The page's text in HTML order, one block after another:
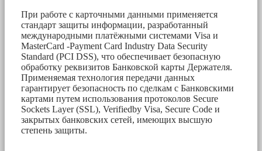
При работе с карточными данными применяется
стандарт защиты информации, разработанный
международными платёжными системами Visa и
MasterCard -Payment Card Industry Data Security
Standard (PCI DSS), что обеспечивает безопасную
обработку реквизитов Банковской карты Держателя.
Применяемая технология передачи данных
гарантирует безопасность по сделкам с Банковскими
картами путем использования протоколов Secure
Sockets Layer (SSL), Verifiedby Visa, Secure Code и
закрытых банковских сетей, имеющих высшую
степень защиты.